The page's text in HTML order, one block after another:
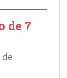
de 7